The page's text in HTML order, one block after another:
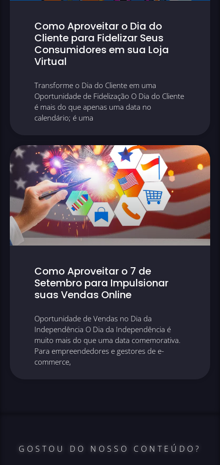
Como Aproveitar o Dia do
Cliente para Fidelizar Seus
Consumidores em sua Loja
Virtual
Transforme o Dia do Cliente em uma
Oportunidade de Fidelização O Dia do Cliente
é mais do que apenas uma data no
calendário; é uma
Como Aproveitar o 7 de
Setembro para Impulsionar
suas Vendas Online
Oportunidade de Vendas no Dia da
Independência O Dia da Independência é
muito mais do que uma data comemorativa.
Para empreendedores e gestores de e-
commerce,
GOSTOU DO NOSSO CONTEÚDO?